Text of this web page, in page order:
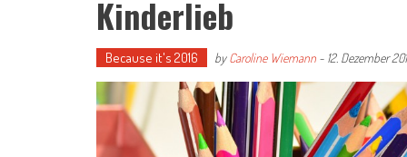
Kinderlieb
Because it's 2016 byCaroline Wiemann - 12. Dezember